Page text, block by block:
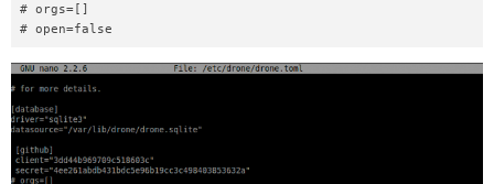
# orgs=[]